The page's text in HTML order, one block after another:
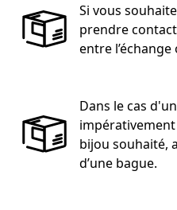
Si vous
prendre
entre
Dans le cas
bijou souhaité,
d’une bague.